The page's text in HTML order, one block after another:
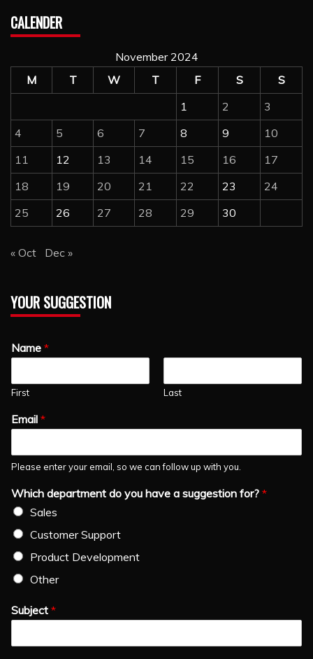
CALENDER
November 2024
M
T W T F S
S
1
2
3
4
5 6 7 8 9
10
11
12 13 14 15 16
17
18
19 20 21 22 23
24
25
26 27 28 29 30
« Oct Dec »
YOUR SUGGESTION
Name *
First Last
Email *
Please enter your email, so we can follow up with you.
Which department do you have a suggestion for? *
Sales
Customer Support
Product Development
Other
Subject *